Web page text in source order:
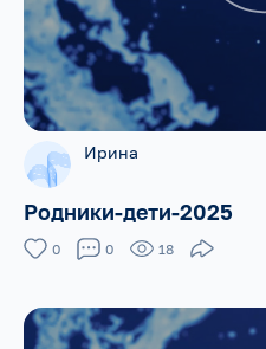
Ирина
Родники-дети-2025
0 0 18